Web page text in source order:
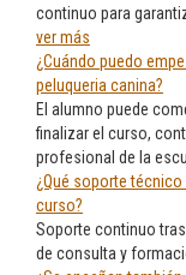
continuo para
ver más
¿Cuándo puedo
peluqueria canina?
El alumno puede
finalizar el curso,
profesional de la
¿Qué soporte
curso?
Soporte continuo
de consulta y